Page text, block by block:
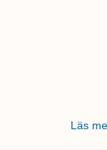
Läs